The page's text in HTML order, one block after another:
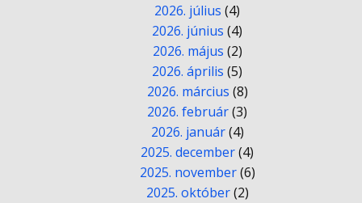
2026. július (4)
2026. június (4)
2026. május (2)
2026. április (5)
2026. március (8)
2026. február(3)
2026. január(4)
2025. december(4)
2025. november(6)
2025. október(2)